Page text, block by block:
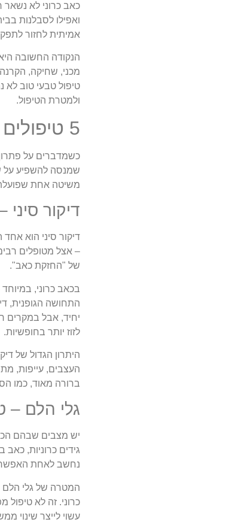
כאב כרוני לא
אמיתית לחזור
הנקודה החשובה
מכני, שחיקה, הקרנה
טיפול טבעי טוב
ולמטרת הטיפול.
5 טיפולים טבעיים לכאב כרוני – ומה מתאים למי
כשמדברים על פתרון
שמנסה להשפיע על
משיטה אחת
דיקור
דיקור סיני הוא
– אצל מטופלים
של "החזקת כאב".
בכאב כרוני,
התחושה הגופנית,
יחיד, אבל במקרים
לזוז יותר בחופשיות.
היתרון הגדול של
העצבים, עייפות,
ברורה מאוד, כמו
גלי הלם –
יש מצבים שבהם
גידים כרוניות,
נחשב לאחת
המטרה של גלי הלם
כרוני. זה לא טיפול
עשוי לייצר שינוי